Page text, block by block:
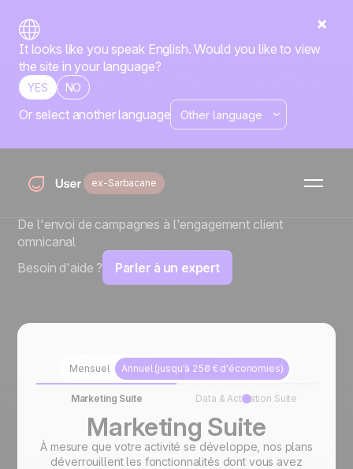
It looks like you speak English. Would you like to view
the site in your language?
YES NO
Or select another language
ex-Sarbacane
Des offres qui
s'adaptent à votre
croissance
De l'envoi de campagnes à l'engagement client
omnicanal
Besoin d'aide ?
Parler à un expert
Mensuel Annuel (jusqu'à 250 € d'économies)
Marketing Suite Data & Activation Suite
Marketing Suite
À mesure que votre activité se développe, nos plans
déverrouillent les fonctionnalités dont vous avez